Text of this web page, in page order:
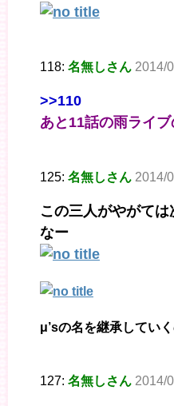
118: 名無しさん 2014/
>>110
あと11話の雨ライ
125: 名無しさん 2014/
この三人がやがて
なー
μ’sの名を継承してい
127: 名無しさん 2014/